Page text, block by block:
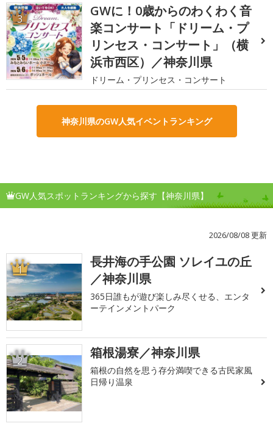
3
GWに！0歳からのわくわく音
楽コンサート「ドリーム・プ
リンセス・コンサート」（横
浜市西区）／神奈川県
ドリーム・プリンセス・コンサート
神奈川県のGW人気イベントランキング
GW人気スポットランキングから探す【神奈川県】
2026/08/08 更新
1
長井海の手公園 ソレイユの丘
／神奈川県
365日誰もが遊び楽しみ尽くせる、エンタ
ーテインメントパーク
2 箱根湯寮／神奈川県
箱根の自然を思う存分満喫できる古民家風
日帰り温泉